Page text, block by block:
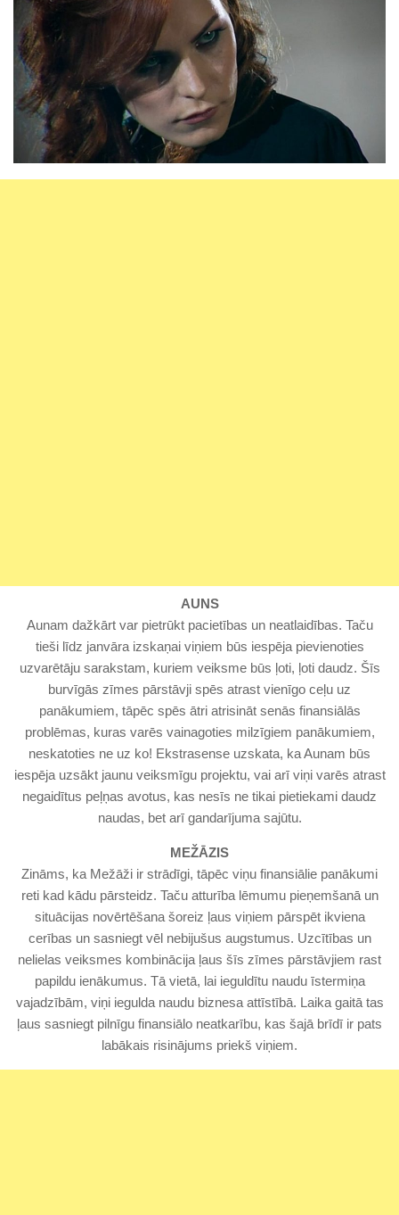
AUNS
Aunam dažkārt var pietrūkt pacietības un neatlaidības. Taču
tieši līdz janvāra izskaņai viņiem būs iespēja pievienoties
uzvarētāju sarakstam, kuriem veiksme būs ļoti, ļoti daudz. Šīs
burvīgās zīmes pārstāvji spēs atrast vienīgo ceļu uz
panākumiem, tāpēc spēs ātri atrisināt senās finansiālās
problēmas, kuras varēs vainagoties milzīgiem panākumiem,
neskatoties ne uz ko! Ekstrasense uzskata, ka Aunam būs
iespēja uzsākt jaunu veiksmīgu projektu, vai arī viņi varēs atrast
negaidītus peļņas avotus, kas nesīs ne tikai pietiekami daudz
naudas, bet arī gandarījuma sajūtu.
MEŽĀZIS
Zināms, ka Mežāži ir strādīgi, tāpēc viņu finansiālie panākumi
reti kad kādu pārsteidz. Taču atturība lēmumu pieņemšanā un
situācijas novērtēšana šoreiz ļaus viņiem pārspēt ikviena
cerības un sasniegt vēl nebijušus augstumus. Uzcītības un
nelielas veiksmes kombinācija ļaus šīs zīmes pārstāvjiem rast
papildu ienākumus. Tā vietā, lai ieguldītu naudu īstermiņa
vajadzībām, viņi iegulda naudu biznesa attīstībā. Laika gaitā tas
ļaus sasniegt pilnīgu finansiālo neatkarību, kas šajā brīdī ir pats
labākais risinājums priekš viņiem.